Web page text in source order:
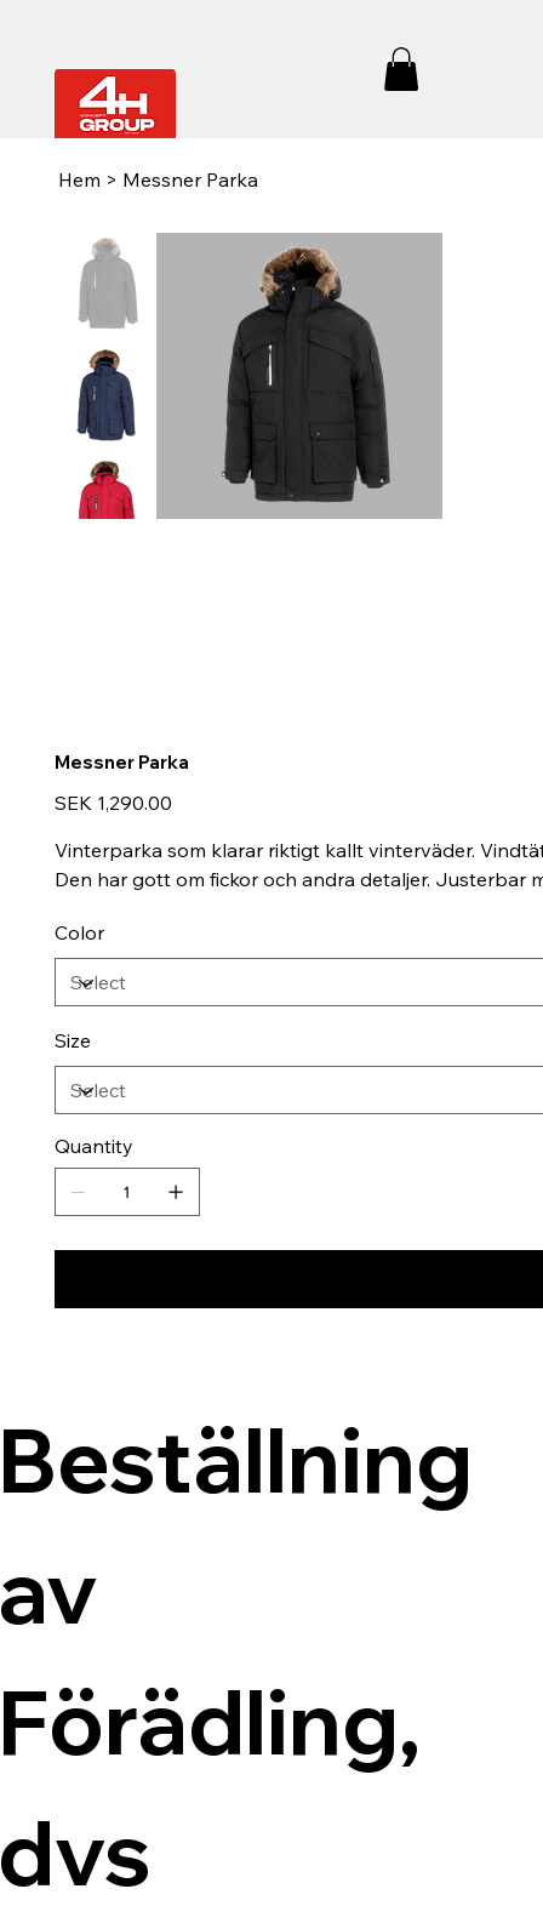
Hem > Messner Parka
Messner Parka
Price
SEK 1,290.00
Vinterparka som klarar riktigt kallt vinterväder.
Den har gott om fickor och andra detaljer. Justerbar
Color
Size
Quantity